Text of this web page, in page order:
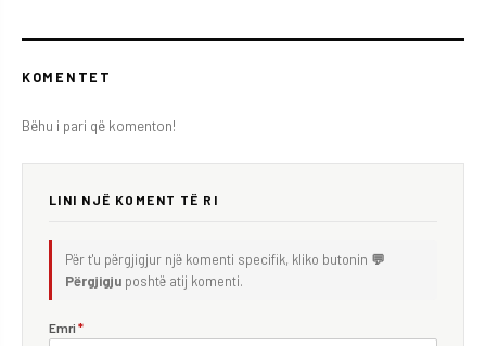
KOMENTET
Bëhu i pari që komenton!
LINI NJË KOMENT TË RI
Për t'u përgjigjur një komenti specifik, kliko butonin 💬
Përgjigju poshtë atij komenti.
Emri *